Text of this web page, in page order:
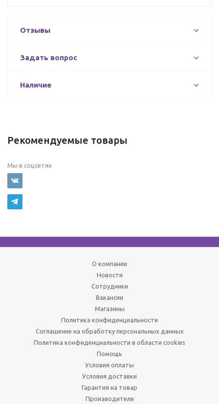
Отзывы
Задать вопрос
Наличие
Рекомендуемые товары
Мы в соцсетях
О компании
Новости
Сотрудники
Вакансии
Магазины
Политика конфиденциальности
Соглашение на обработку персональных данных
Политика конфиденциальности в области cookies
Помощь
Условия оплаты
Условия доставки
Гарантия на товар
Производители